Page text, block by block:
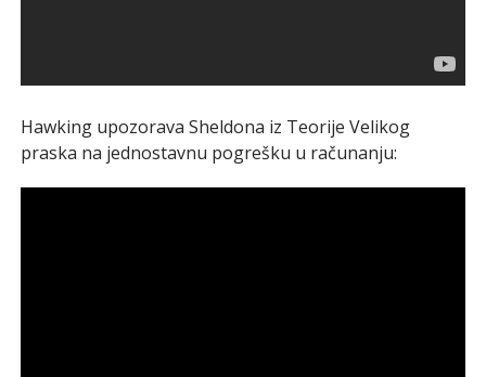
Hawking upozorava Sheldona iz Teorije Velikog
praska na jednostavnu pogrešku u računanju: